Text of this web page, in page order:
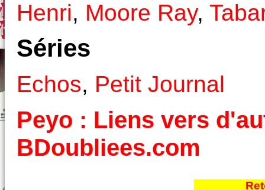
Henri, Moore Ray,
Séries
Echos, Petit Journal
Peyo : Liens vers
BDoubliees.com